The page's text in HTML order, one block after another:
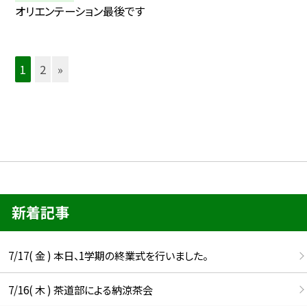
オリエンテーション最後です
1 2 »
新着記事
7/17( 金 ) 本日、1学期の終業式を行いました。
7/16( 木 ) 茶道部による納涼茶会